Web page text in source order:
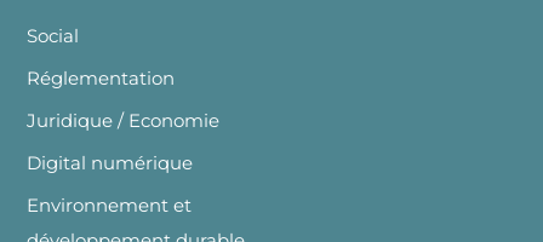
Social
Réglementation
Juridique / Economie
Digital numérique
Environnement et